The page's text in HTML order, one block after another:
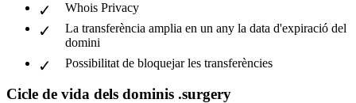
Whois Privacy
La transferència amplia en un any la data d'expiració del
domini
Possibilitat de bloquejar les transferències
Cicle de vida dels dominis .surgery